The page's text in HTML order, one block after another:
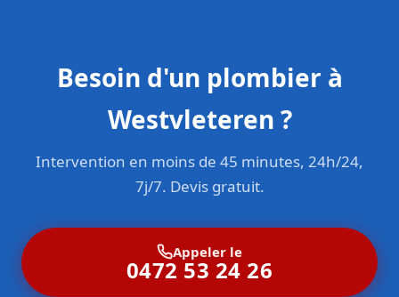
Besoin d'un plombier à
Westvleteren ?
Intervention en moins de 45 minutes, 24h/24,
7j/7. Devis gratuit.
Appeler le
0472 53 24 26